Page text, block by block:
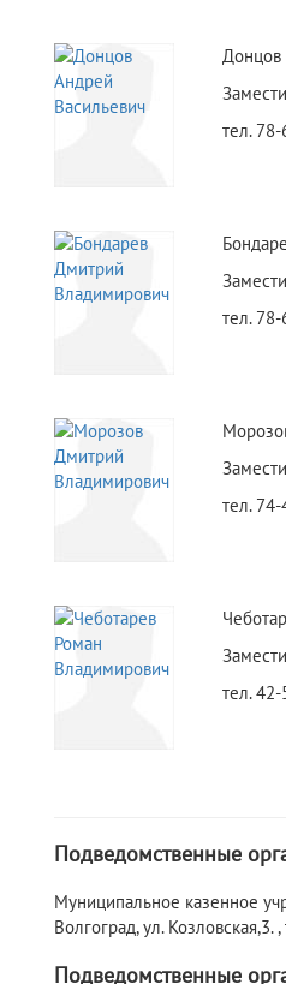
Донцов
тел.
тел.
тел.
тел.
Подведомственные
Муниципальное казенное
Волгоград, ул. Козловская,3.
Подведомственные